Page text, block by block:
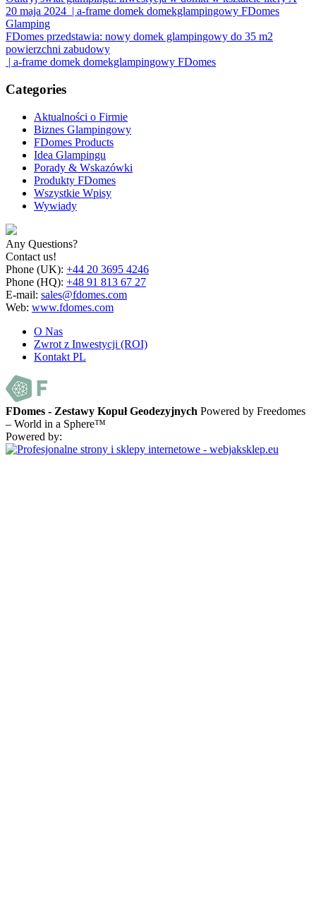
20 maja 2024 | a-frame domek domekglampingowy FDomes
Glamping
FDomes przedstawia: nowy domek glampingowy do 35 m2
powierzchni zabudowy
| a-frame domek domekglampingowy FDomes
Categories
Aktualności o Firmie
Biznes Glampingowy
FDomes Products
Idea Glampingu
Porady & Wskazówki
Produkty FDomes
Wszystkie Wpisy
Wywiady
Any Questions?
Contact us!
Phone (UK): +44 20 3695 4246
Phone (HQ): +48 91 813 67 27
E-mail: sales@fdomes.com
Web: www.fdomes.com
O Nas
Zwrot z Inwestycji (ROI)
Kontakt PL
FDomes - Zestawy Kopuł Geodezyjnych Powered by Freedomes
– World in a Sphere™
Powered by: